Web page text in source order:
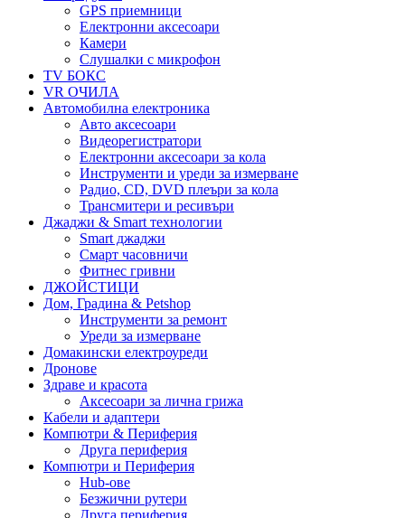
GPS приемници
Електронни аксесоари
Камери
Слушалки с микрофон
TV БОКС
VR ОЧИЛА
Автомобилна електроника
Авто аксесоари
Видеорегистратори
Електронни аксесоари за кола
Инструменти и уреди за измерване
Радио, CD, DVD плеъри за кола
Трансмитери и ресивъри
Джаджи & Smart технологии
Smart джаджи
Смарт часовничи
Фитнес гривни
ДЖОЙСТИЦИ
Дом, Градина & Petshop
Инструменти за ремонт
Уреди за измерване
Домакински електроуреди
Дронове
Здраве и красота
Аксесоари за лична грижа
Кабели и адаптери
Компютри & Периферия
Друга периферия
Компютри и Периферия
Hub-ове
Безжични рутери